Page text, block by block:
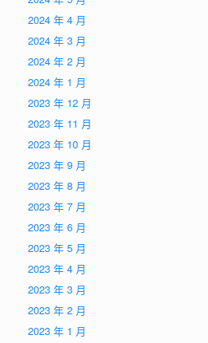
2024 年 4 月
2024 年 3 月
2024 年 2 月
2024 年 1 月
2023 年 12 月
2023 年 11 月
2023 年 10 月
2023 年 9 月
2023 年 8 月
2023 年 7 月
2023 年 6 月
2023 年 5 月
2023 年 4 月
2023 年 3 月
2023 年 2 月
2023 年 1 月